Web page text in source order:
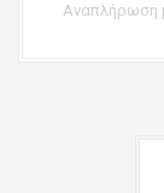
Αναπλήρωση